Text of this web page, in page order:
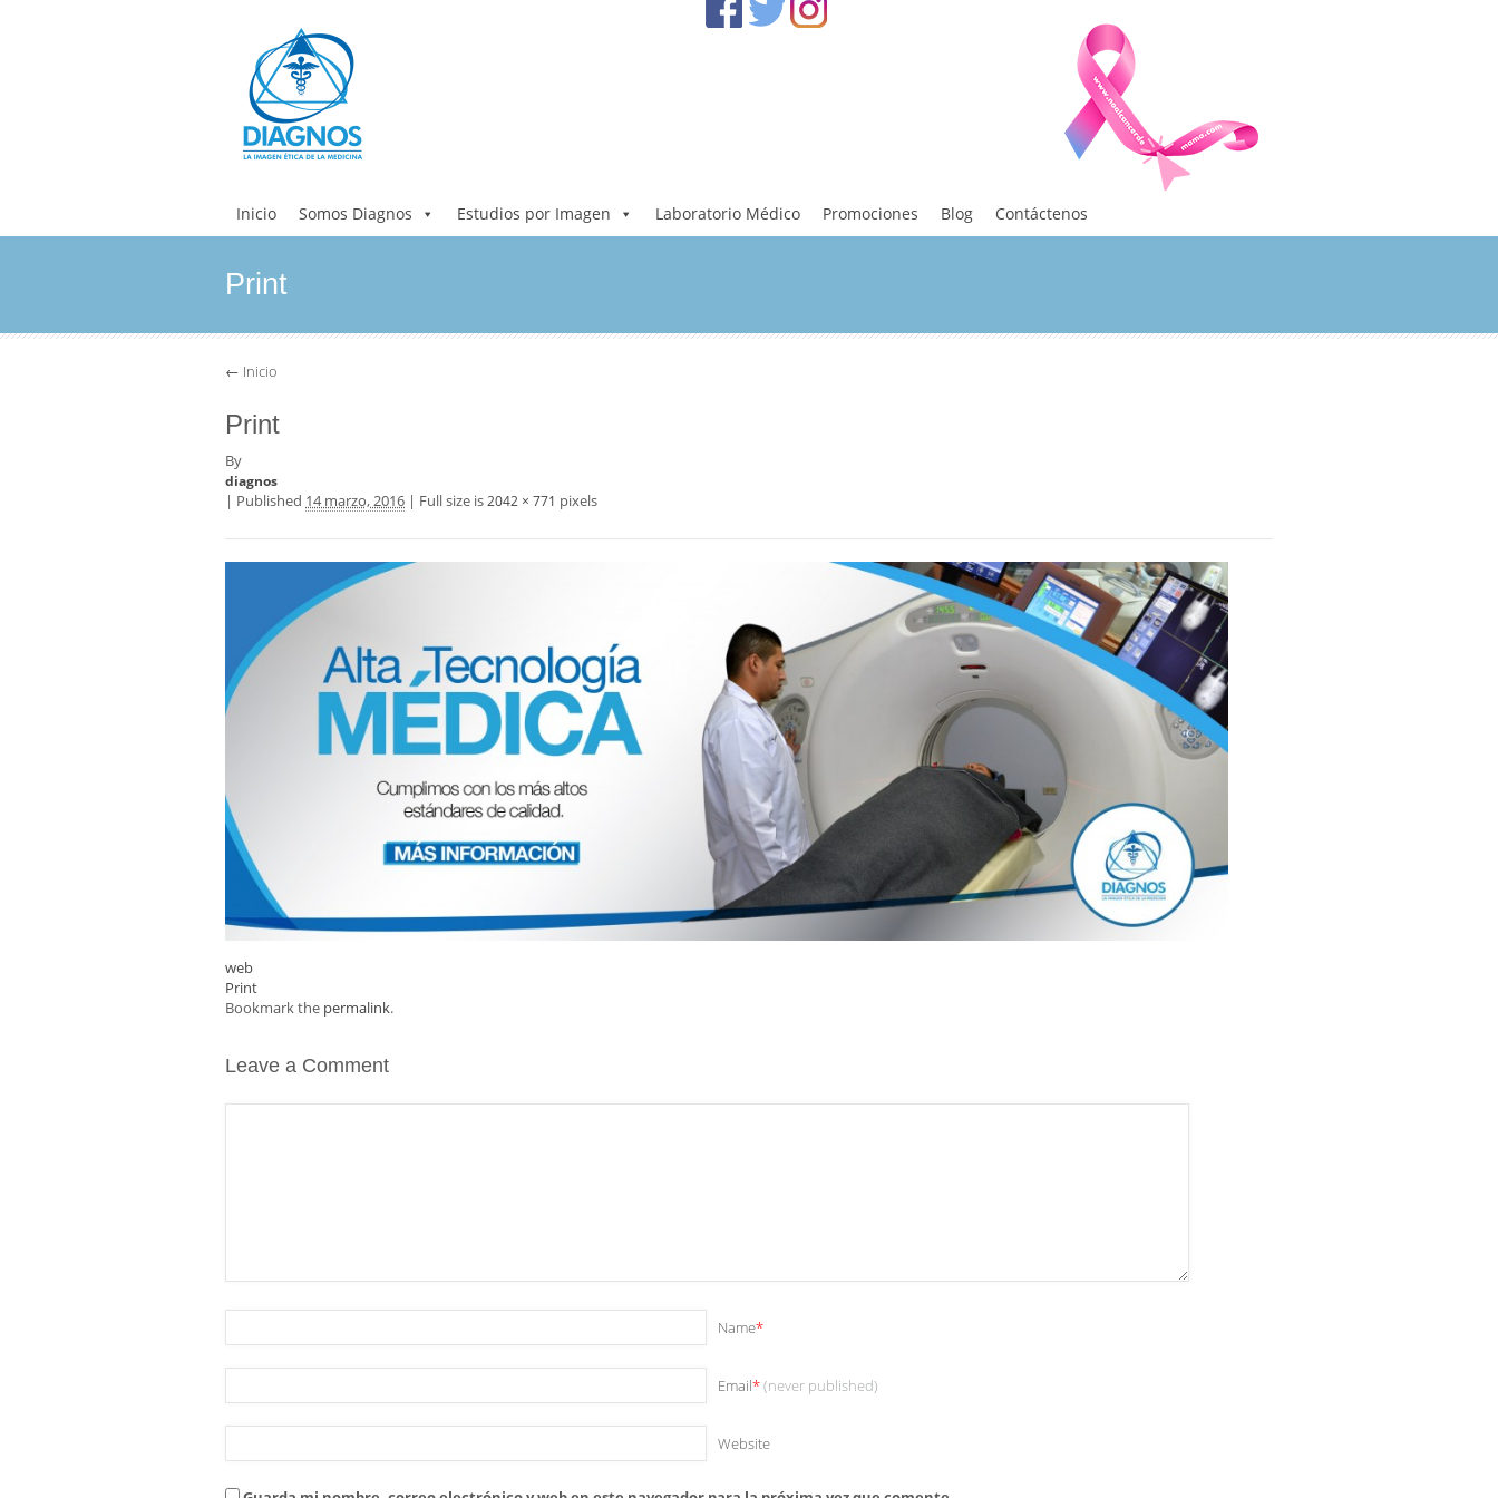
Inicio Somos Diagnos Estudios por Imagen Laboratorio Médico Promociones Blog Contáctenos
Print
← Inicio
Print
By
diagnos
| Published 14 marzo, 2016 | Full size is2042 × 771 pixels
web
Print
Bookmark the permalink.
Leave a Comment
Name*
Email*(never published)
Website